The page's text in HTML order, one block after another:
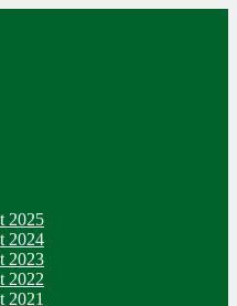
2025
2024
2023
2022
2021